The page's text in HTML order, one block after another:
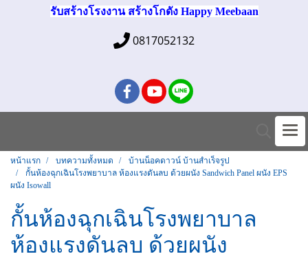
รับสร้างโรงงาน สร้างโกดัง Happy Meebaan
0817052132
หน้าแรก บทความทั้งหมด
บ้านน็อคดาวน์ บ้านสำเร็จรูป
กั้นห้องฉุกเฉินโรงพยาบาล ห้องแรงดันลบ ด้วยผนัง Sandwich Panel ผนัง EPS
ผนัง Isowall
กั้นห้องฉุกเฉินโรงพยาบาล
ห้องแรงดันลบ ด้วยผนัง